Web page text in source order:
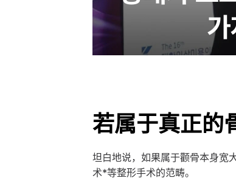
若属于真正的
坦白地说，如果属于颧骨本身宽
术*等整形手术的范畴。